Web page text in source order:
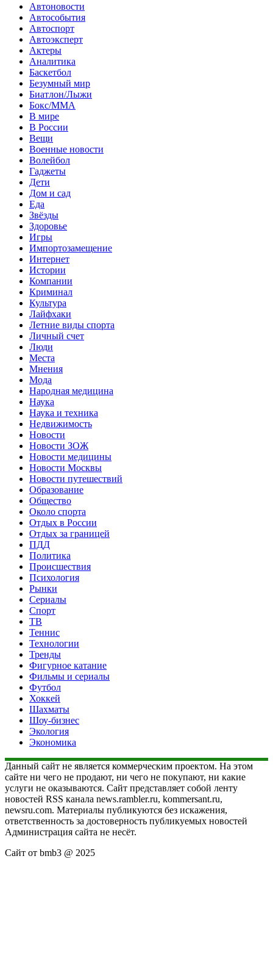
Автоновости
Автособытия
Автоспорт
Автоэксперт
Актеры
Аналитика
Баскетбол
Безумный мир
Биатлон/Лыжи
Бокс/MMA
В мире
В России
Вещи
Военные новости
Волейбол
Гаджеты
Дети
Дом и сад
Еда
Звёзды
Здоровье
Игры
Импортозамещение
Интернет
Истории
Компании
Криминал
Культура
Лайфхаки
Летние виды спорта
Личный счет
Люди
Места
Мнения
Мода
Народная медицина
Наука
Наука и техника
Недвижимость
Новости
Новости ЗОЖ
Новости медицины
Новости Москвы
Новости путешествий
Образование
Общество
Около спорта
Отдых в России
Отдых за границей
ПДД
Политика
Происшествия
Психология
Рынки
Сериалы
Спорт
ТВ
Теннис
Технологии
Тренды
Фигурное катание
Фильмы и сериалы
Футбол
Хоккей
Шахматы
Шоу-бизнес
Экология
Экономика
Данный сайт не является коммерческим проектом. На этом
сайте ни чего не продают, ни чего не покупают, ни какие
услуги не оказываются. Сайт представляет собой ленту
новостей RSS канала news.rambler.ru, kommersant.ru,
newsru.com. Материалы публикуются без искажения,
ответственность за достоверность публикуемых новостей
Администрация сайта не несёт.
Сайт от bmb3 @ 2025